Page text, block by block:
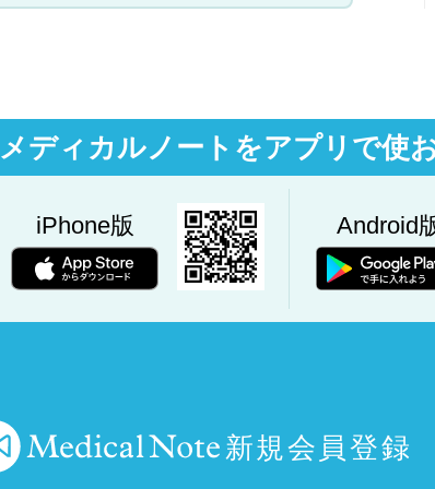
メディカルノートをアプリで使
iPhone版 Android
新規会員登録